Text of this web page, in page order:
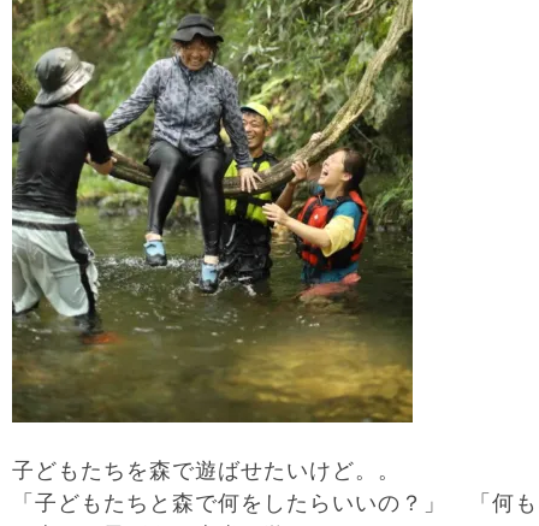
子どもたちを森で遊ばせたいけど。。
「子どもたちと森で何をしたらいいの？」 「何